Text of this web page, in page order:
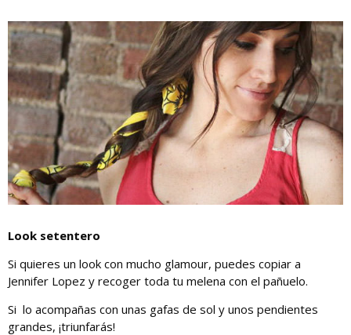
Look setentero
Si quieres un look con mucho glamour, puedes copiar a
Jennifer Lopez y recoger toda tu melena con el pañuelo.
Si lo acompañas con unas gafas de sol y unos pendientes
grandes, ¡triunfarás!